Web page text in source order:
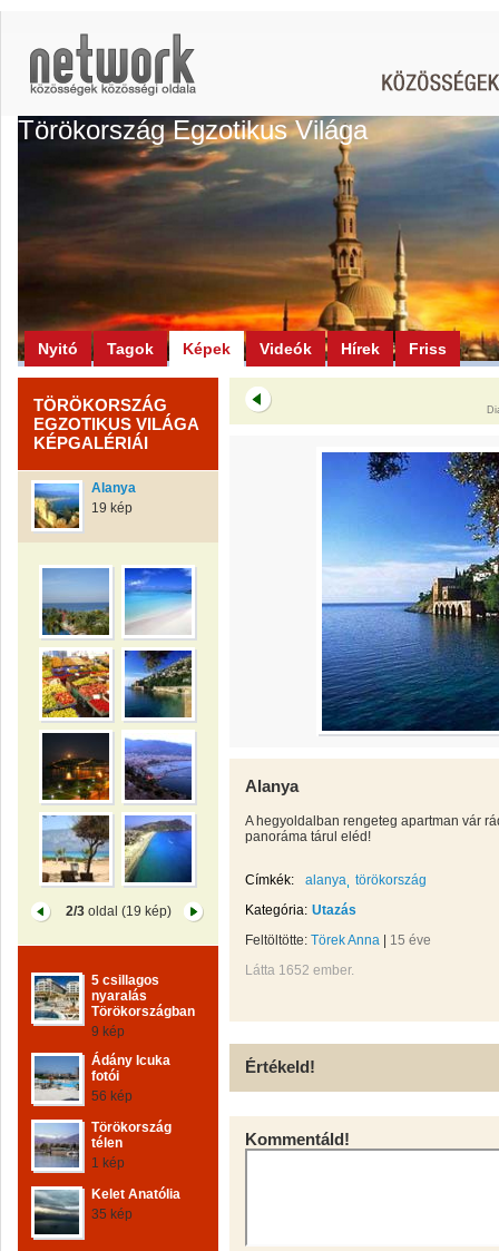
Törökország Egzotikus Világa
Nyitó Tagok Képek Videók Hírek Friss
TÖRÖKORSZÁG
EGZOTIKUS VILÁGA
KÉPGALÉRIÁI
Alanya
19 kép
2/3oldal (19 kép)
5 csillagos
nyaralás
Törökországban
9 kép
Ádány Icuka
fotói
56 kép
Törökország
télen
1 kép
Kelet Anatólia
35 kép
Alanya
A hegyoldalban rengeteg apartman vár
panoráma tárul eléd!
Címkék: alanya törökország
Kategória: Utazás
Feltöltötte: Törek Anna
15 éve
Látta 1652 ember.
Értékeld!
Kommentáld!